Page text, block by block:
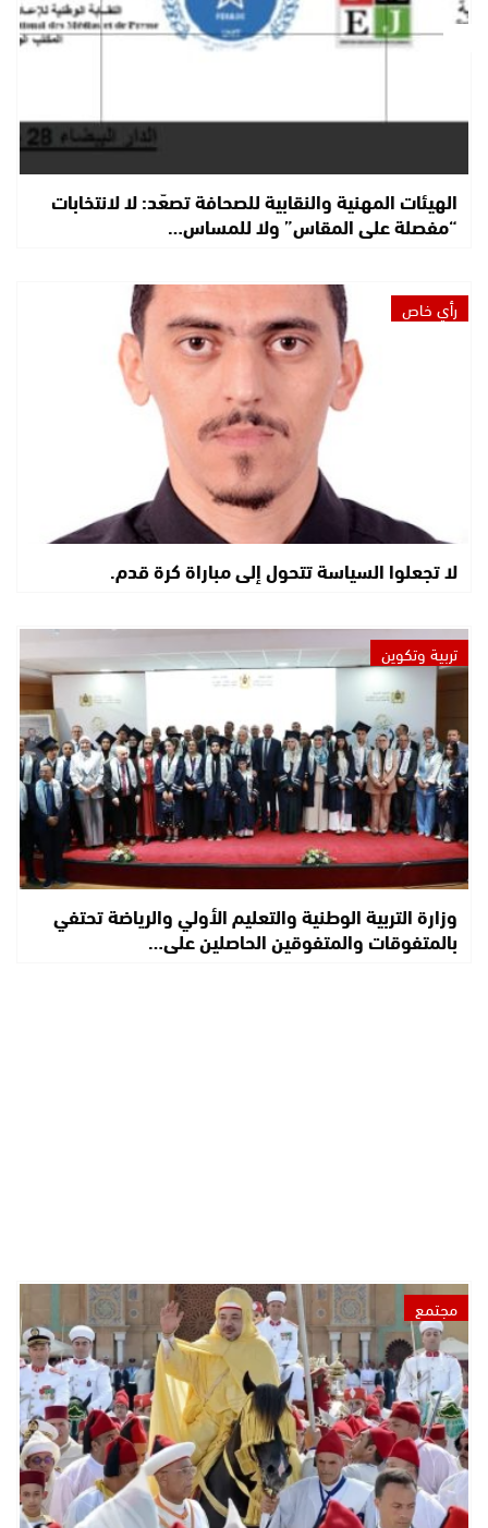
الهيئات المهنية والنقابية للصحافة تصعّد: لا لانتخابات
“مفصلة على المقاس” ولا للمساس…
رأي خاص
لا تجعلوا السياسة تتحول إلى مباراة كرة قدم.
تربية وتكوين
وزارة التربية الوطنية والتعليم الأولي والرياضة تحتفي
بالمتفوقات والمتفوقين الحاصلين على…
مجتمع